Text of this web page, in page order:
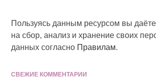
Пользуясь данным ресурсом вы
на сбор, анализ и хранение своих
данных согласно Правилам.
СВЕЖИЕ КОММЕНТАРИИ